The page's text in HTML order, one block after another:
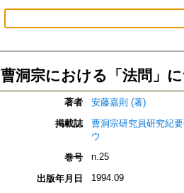
曹洞宗における「法問」
著者
安藤嘉則 (著)
掲載誌
曹洞宗研究員研究紀
ウ
巻号
n.25
出版年月日 1994.09